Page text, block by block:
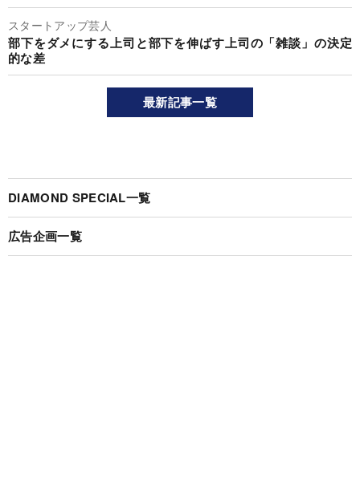
スタートアップ芸人
部下をダメにする上司と部下を伸ばす上司の「雑談」の決定
的な差
最新記事一覧
DIAMOND SPECIAL一覧
広告企画一覧